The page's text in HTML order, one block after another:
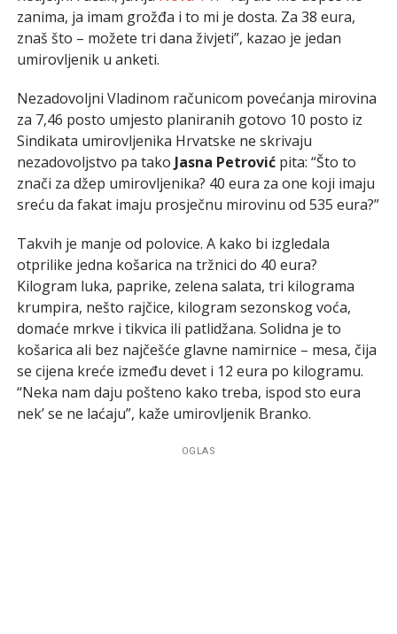
zanima, ja imam grožđa i to mi je dosta. Za 38 eura,
znaš što – možete tri dana živjeti”, kazao je jedan
umirovljenik u anketi.
Nezadovoljni Vladinom računicom povećanja mirovina
za 7,46 posto umjesto planiranih gotovo 10 posto iz
Sindikata umirovljenika Hrvatske ne skrivaju
nezadovoljstvo pa tako Jasna Petrovićpita: “Što to
znači za džep umirovljenika? 40 eura za one koji imaju
sreću da fakat imaju prosječnu mirovinu od 535 eura?”
Takvih je manje od polovice. A kako bi izgledala
otprilike jedna košarica na tržnici do 40 eura?
Kilogram luka, paprike, zelena salata, tri kilograma
krumpira, nešto rajčice, kilogram sezonskog voća,
domaće mrkve i tikvica ili patlidžana. Solidna je to
košarica ali bez najčešće glavne namirnice – mesa, čija
se cijena kreće između devet i 12 eura po kilogramu.
“Neka nam daju pošteno kako treba, ispod sto eura
nek’ se ne laćaju”, kaže umirovljenik Branko.
OGLAS